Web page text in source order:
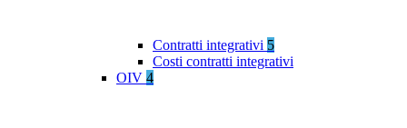
Contratti integrativi 5
Costi contratti integrativi
OIV 4